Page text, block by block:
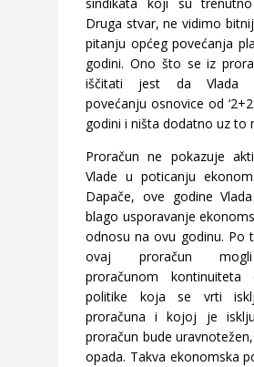
sindikata koji su
Druga stvar, ne vidimo
pitanju općeg povećanja
godini. Ono što se iz
iščitati jest da Vlada
povećanju osnovice od
godini i ništa dodatno uz to
Proračun ne pokazuje
Vlade u poticanju
Dapače, ove godine
blago usporavanje
odnosu na ovu godinu. Po
ovaj proračun
proračunom kontinuiteta
politike koja se vrti
proračuna i kojoj je
proračun bude
opada. Takva ekonomska